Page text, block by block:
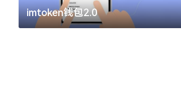
imtoken钱包2.0